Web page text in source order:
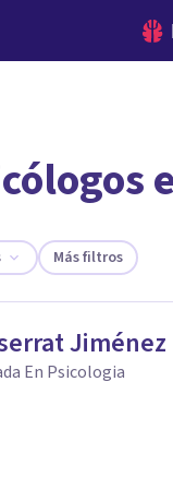
el
Más filtros
En Psicologia